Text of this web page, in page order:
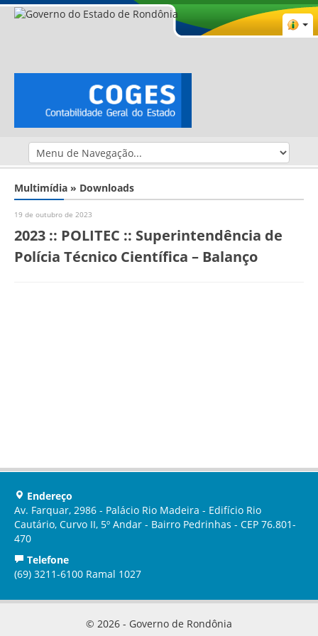
Multimídia » Downloads
19 de outubro de 2023
2023 :: POLITEC :: Superintendência de
Polícia Técnico Científica – Balanço
Endereço
Av. Farquar, 2986 - Palácio Rio Madeira - Edifício Rio
Cautário, Curvo II, 5º Andar - Bairro Pedrinhas - CEP 76.801-
470
Telefone
(69) 3211-6100 Ramal 1027
© 2026 - Governo de Rondônia